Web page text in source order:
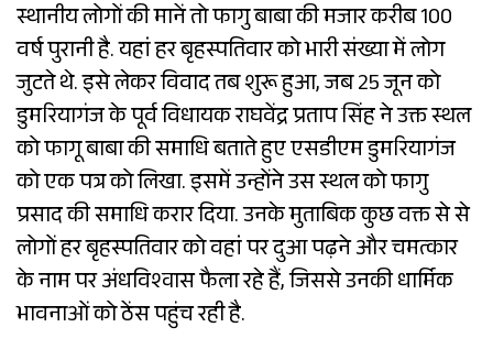
स्थानीय लोगों की मानें तो फागु बाबा की मजार करीब 100
वर्ष पुरानी है. यहां हर बृहस्पतिवार को भारी संख्या में लोग
जुटते थे. इसे लेकर विवाद तब शुरू हुआ, जब 25 जून को
डुमरियागंज के पूर्व विधायक राघवेंद्र प्रताप सिंह ने उक्त स्थल
को फागू बाबा की समाधि बताते हुए एसडीएम डुमरियागंज
को एक पत्र को लिखा. इसमें उन्होंने उस स्थल को फागु
प्रसाद की समाधि करार दिया. उनके मुताबिक कुछ वक्त से से
लोगों हर बृहस्पतिवार को वहां पर दुआ पढ़ने और चमत्कार
के नाम पर अंधविश्वास फैला रहे हैं, जिससे उनकी धार्मिक
भावनाओं को ठेंस पहुंच रही है.